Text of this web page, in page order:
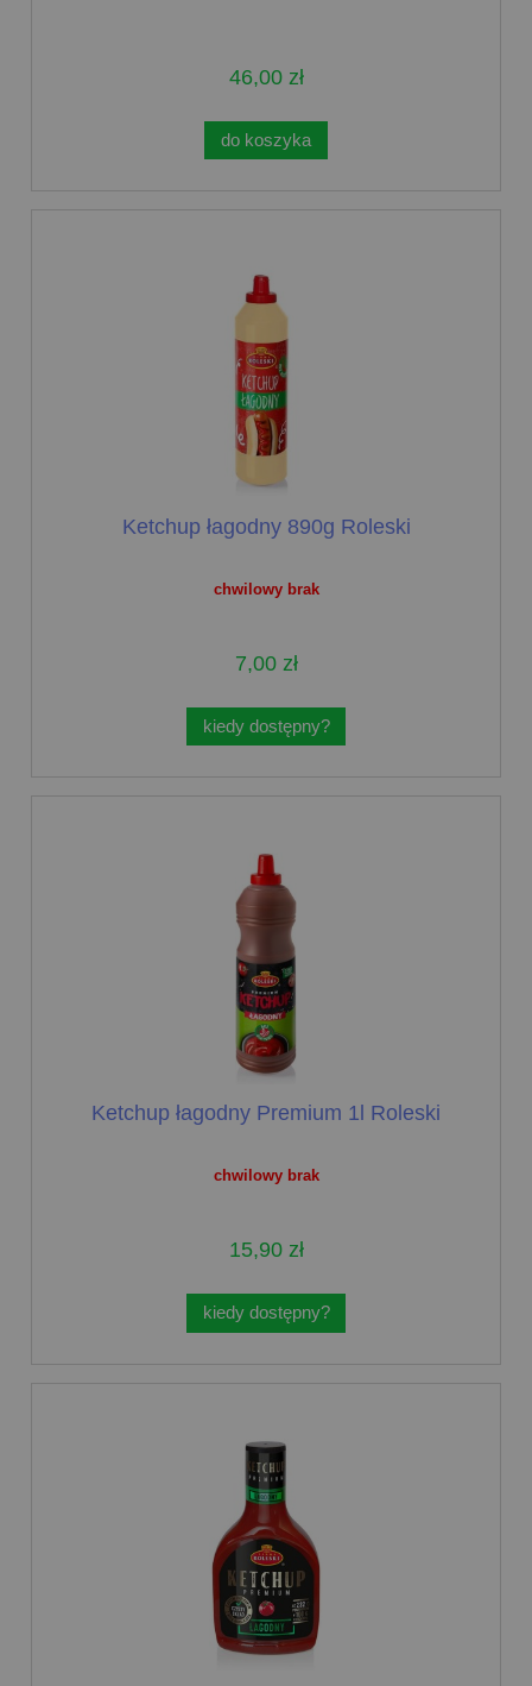
46,00 zł
do koszyka
chwilowy brak
Ketchup łagodny 890g Roleski
7,00 zł
kiedy dostępny?
chwilowy brak
Ketchup łagodny Premium 1l Roleski
15,90 zł
kiedy dostępny?